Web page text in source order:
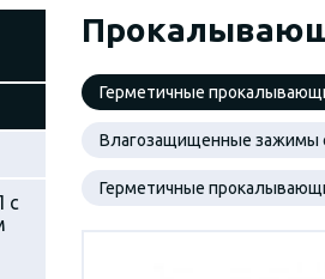
с
Герметичные
Влагозащищенные зажимы
Герметичные